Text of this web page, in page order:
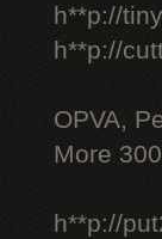
h**p://
h**p://
OPVA,
More
h**p://